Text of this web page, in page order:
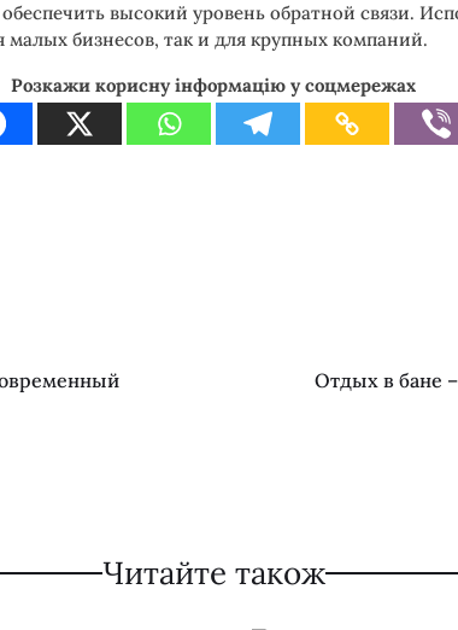
высокий уровень обратной связи.
бизнесов, так и для крупных компаний.
Розкажи корисну інформацію у соцмережах
Отдых в бане
Читайте також